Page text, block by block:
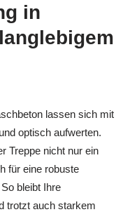
in
lassen sich mit
optisch aufwerten.
Treppe nicht nur ein
für eine robuste
bleibt Ihre
trotzt auch starkem